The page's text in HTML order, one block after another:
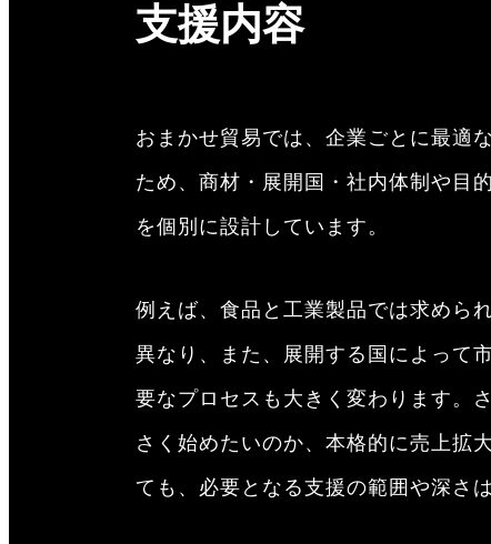
支援内容
おまかせ貿易では、企業ごとに最適
ため、商材・展開国・社内体制や目
を個別に設計しています。
例えば、食品と工業製品では求めら
異なり、また、展開する国によって
要なプロセスも大きく変わります。
さく始めたいのか、本格的に売上拡
ても、必要となる支援の範囲や深さ